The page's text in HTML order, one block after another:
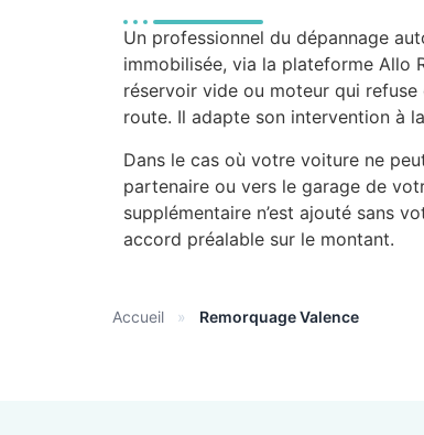
Un professionnel du dépannage
immobilisée, via la plateforme Allo
réservoir vide ou moteur qui
route. Il adapte son intervention à
Dans le cas où votre voiture ne
partenaire ou vers le garage de
supplémentaire n’est ajouté sans
accord préalable sur le montant.
Accueil » Remorquage Valence